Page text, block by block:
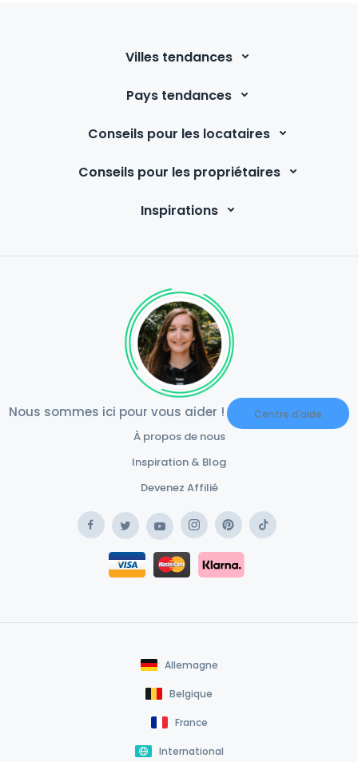
Villes tendances
Pays tendances
Conseils pour les locataires
Conseils pour les propriétaires
Inspirations
Nous sommes ici pour vous aider ! Centre d'aide
À propos de nous
Inspiration & Blog
Devenez Affilié
FacebookTwitterYouTubeInstagramPinterestTikTok
Safe Payment Card
Safe Payment Klarna
Allemagne
Belgique
France
International